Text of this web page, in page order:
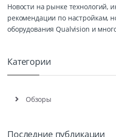
Новости на рынке технологий,
рекомендации по настройкам,
оборудования Qualvision и
Категории
Обзоры
Последние публикации